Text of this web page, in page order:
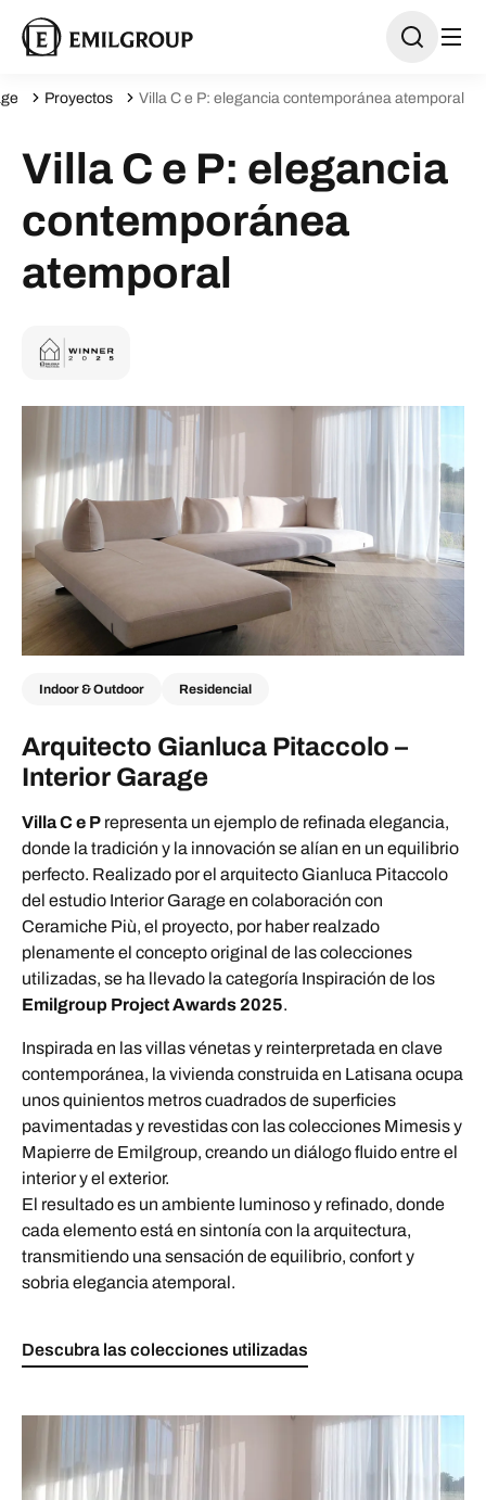
Proyectos Villa C e P: elegancia contemporánea atemporal
Villa C e P: elegancia
contemporánea
atemporal
Indoor & Outdoor Residencial
Arquitecto Gianluca Pitaccolo –
Interior Garage
Villa C e P representa un ejemplo de refinada elegancia,
donde la tradición y la innovación se alían en un equilibrio
perfecto. Realizado por el arquitecto Gianluca Pitaccolo
del estudio Interior Garage en colaboración con
Ceramiche Più, el proyecto, por haber realzado
plenamente el concepto original de las colecciones
utilizadas, se ha llevado la categoría Inspiración de los
Emilgroup Project Awards 2025.
Inspirada en las villas vénetas y reinterpretada en clave
contemporánea, la vivienda construida en Latisana ocupa
unos quinientos metros cuadrados de superficies
pavimentadas y revestidas con las colecciones Mimesis y
Mapierre de Emilgroup, creando un diálogo fluido entre el
interior y el exterior.
El resultado es un ambiente luminoso y refinado, donde
cada elemento está en sintonía con la arquitectura,
transmitiendo una sensación de equilibrio, confort y
sobria elegancia atemporal.
Descubra las colecciones utilizadas